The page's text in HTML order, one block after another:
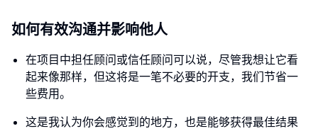
如何有效沟通并影响他人
在项目中担任顾问或信任顾问可以说，尽管我想让它看
起来像那样，但这将是一笔不必要的开支，我们节省一
些费用。
这是我认为你会感觉到的地方，也是能够获得最佳结果